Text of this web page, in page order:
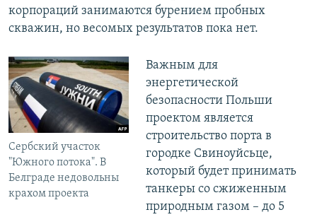
корпораций занимаются бурением пробных
скважин, но весомых результатов пока нет.
Сербский участок
"Южного потока". В
Белграде недовольны
крахом проекта
Важным для
энергетической
безопасности Польши
проектом является
строительство порта в
городке Свиноуйсьце,
который будет принимать
танкеры со сжиженным
природным газом – до 5